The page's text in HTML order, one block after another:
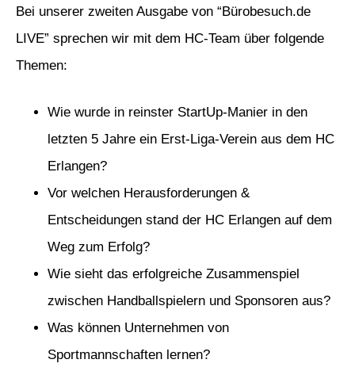
Bei unserer zweiten Ausgabe von “Bürobesuch.de
LIVE” sprechen wir mit dem HC-Team über folgende
Themen:
Wie wurde in reinster StartUp-Manier in den
letzten 5 Jahre ein Erst-Liga-Verein aus dem HC
Erlangen?
Vor welchen Herausforderungen &
Entscheidungen stand der HC Erlangen auf dem
Weg zum Erfolg?
Wie sieht das erfolgreiche Zusammenspiel
zwischen Handballspielern und Sponsoren aus?
Was können Unternehmen von
Sportmannschaften lernen?